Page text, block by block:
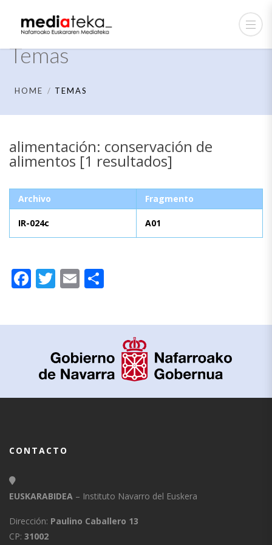
Temas
HOME TEMAS
alimentación: conservación de
alimentos [1 resultados]
Archivo Fragmento
IR-024c A01
Facebook
Twitter
Email
CONTACTO
EUSKARABIDEA – Instituto Navarro del Euskera
Dirección: Paulino Caballero 13
CP: 31002